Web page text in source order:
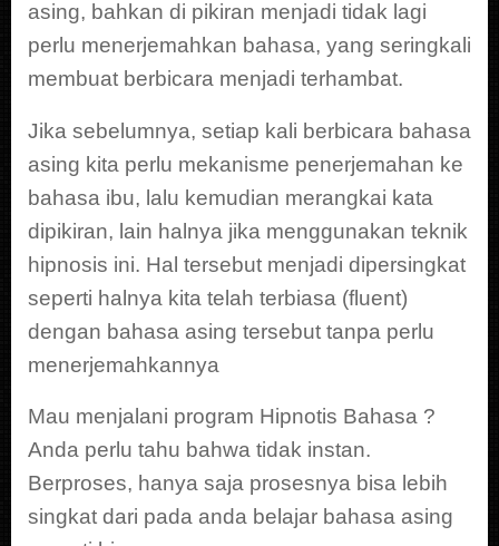
asing, bahkan di pikiran menjadi tidak lagi
perlu menerjemahkan bahasa, yang seringkali
membuat berbicara menjadi terhambat.
Jika sebelumnya, setiap kali berbicara bahasa
asing kita perlu mekanisme penerjemahan ke
bahasa ibu, lalu kemudian merangkai kata
dipikiran, lain halnya jika menggunakan teknik
hipnosis ini. Hal tersebut menjadi dipersingkat
seperti halnya kita telah terbiasa (fluent)
dengan bahasa asing tersebut tanpa perlu
menerjemahkannya
Mau menjalani program Hipnotis Bahasa ?
Anda perlu tahu bahwa tidak instan.
Berproses, hanya saja prosesnya bisa lebih
singkat dari pada anda belajar bahasa asing